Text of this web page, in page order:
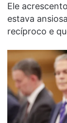
Ele
estava
recíproco e